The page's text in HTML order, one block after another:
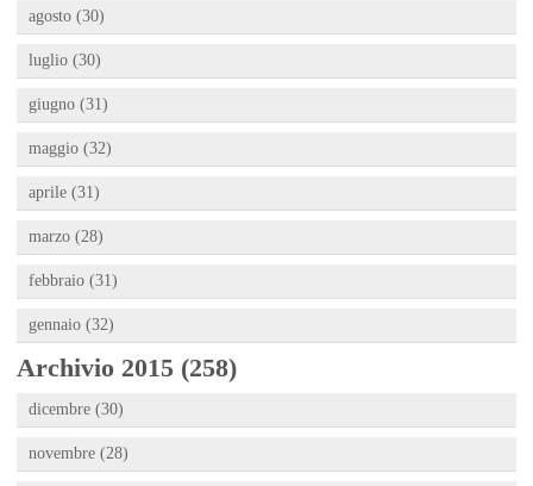
agosto (30)
luglio (30)
giugno (31)
maggio (32)
aprile (31)
marzo (28)
febbraio (31)
gennaio (32)
Archivio 2015 (258)
dicembre (30)
novembre (28)